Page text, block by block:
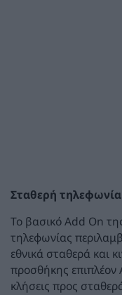
Σταθερή τηλεφωνία
Το βασικό Add On
τηλεφωνίας
εθνικά σταθερά και
προσθήκης επιπλέον
κλήσεις προς